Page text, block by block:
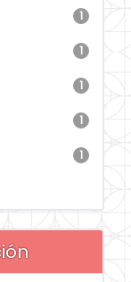
1
1
1
1
1